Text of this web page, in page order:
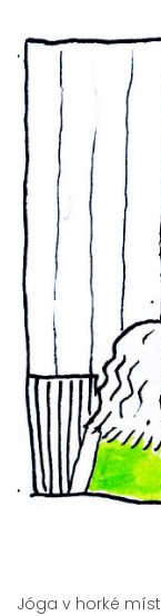
Jóga v horké